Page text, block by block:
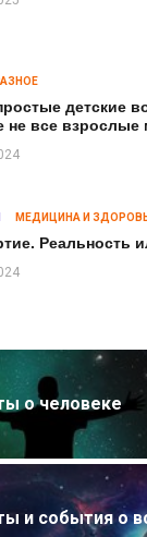
детские
не все взрослые
МЕДИЦИНА И
Реальность
о человеке
и события о